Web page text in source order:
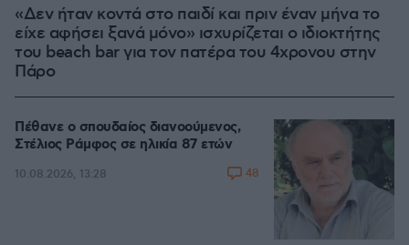
«Δεν ήταν κοντά στο παιδί και πριν έναν μήνα το
είχε αφήσει ξανά μόνο» ισχυρίζεται ο ιδιοκτήτης
του beach bar για τον πατέρα του 4χρονου στην
Πάρο
Πέθανε ο σπουδαίος διανοούμενος,
Στέλιος Ράμφος σε ηλικία 87 ετών
10.08.2026, 13:28 48